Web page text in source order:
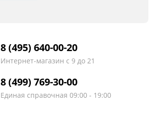
8 (495) 640-00-20
Интернет-магазин с 9 до 21
8 (499) 769-30-00
Единая справочная 09:00 - 19:00